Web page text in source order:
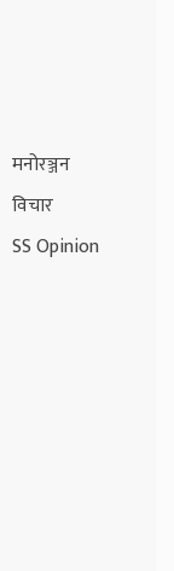
मनोरञ्जन
विचार
SS Opinion